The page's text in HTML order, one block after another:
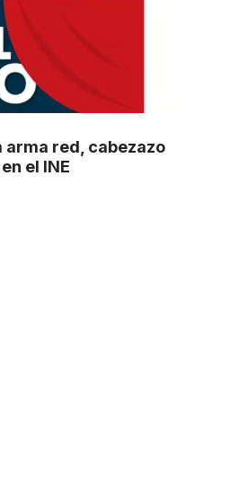
arma red, cabezazo
el INE